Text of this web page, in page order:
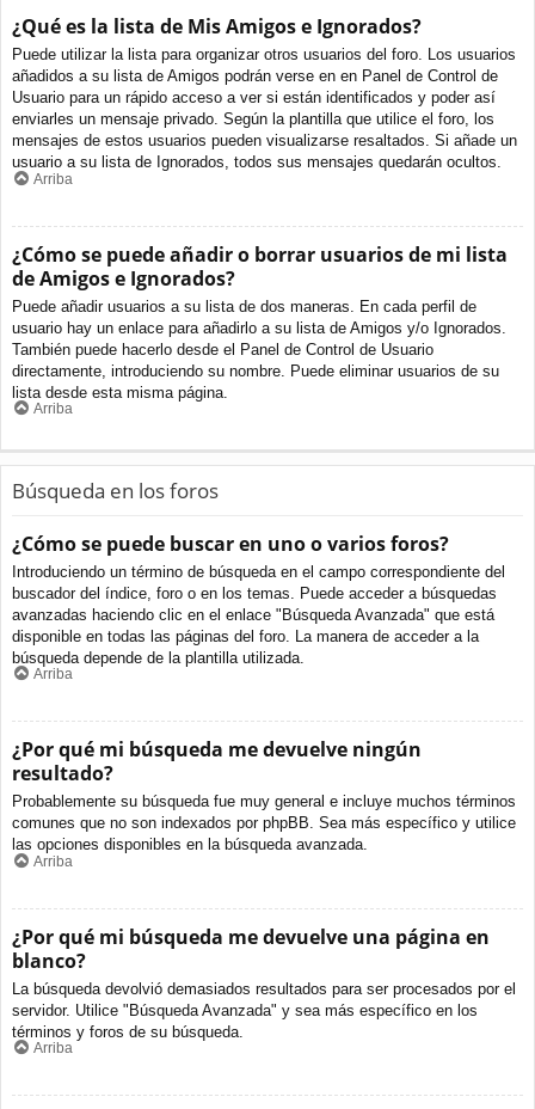
¿Qué es la lista de Mis Amigos e Ignorados?
Puede utilizar la lista para organizar otros usuarios del foro. Los usuarios
añadidos a su lista de Amigos podrán verse en en Panel de Control de
Usuario para un rápido acceso a ver si están identificados y poder así
enviarles un mensaje privado. Según la plantilla que utilice el foro, los
mensajes de estos usuarios pueden visualizarse resaltados. Si añade un
usuario a su lista de Ignorados, todos sus mensajes quedarán ocultos.
Arriba
¿Cómo se puede añadir o borrar usuarios de mi lista
de Amigos e Ignorados?
Puede añadir usuarios a su lista de dos maneras. En cada perfil de
usuario hay un enlace para añadirlo a su lista de Amigos y/o Ignorados.
También puede hacerlo desde el Panel de Control de Usuario
directamente, introduciendo su nombre. Puede eliminar usuarios de su
lista desde esta misma página.
Arriba
Búsqueda en los foros
¿Cómo se puede buscar en uno o varios foros?
Introduciendo un término de búsqueda en el campo correspondiente del
buscador del índice, foro o en los temas. Puede acceder a búsquedas
avanzadas haciendo clic en el enlace "Búsqueda Avanzada" que está
disponible en todas las páginas del foro. La manera de acceder a la
búsqueda depende de la plantilla utilizada.
Arriba
¿Por qué mi búsqueda me devuelve ningún
resultado?
Probablemente su búsqueda fue muy general e incluye muchos términos
comunes que no son indexados por phpBB. Sea más específico y utilice
las opciones disponibles en la búsqueda avanzada.
Arriba
¿Por qué mi búsqueda me devuelve una página en
blanco?
La búsqueda devolvió demasiados resultados para ser procesados por el
servidor. Utilice "Búsqueda Avanzada" y sea más específico en los
términos y foros de su búsqueda.
Arriba